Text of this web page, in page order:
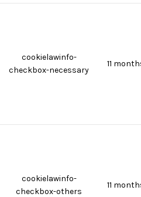
cookielawinfo-
checkbox-necessary
11
cookielawinfo-
checkbox-others
11